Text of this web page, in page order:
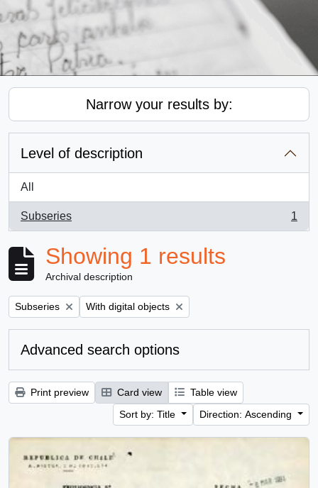
Narrow your results by:
Level of description
All
Subseries
, 1 results
1
Showing 1 results
Archival description
Remove filter:
Subseries Remove filter:
With digital objects
Advanced search options
Print preview Card view
Table view
Sort by: Title
Direction: Ascending